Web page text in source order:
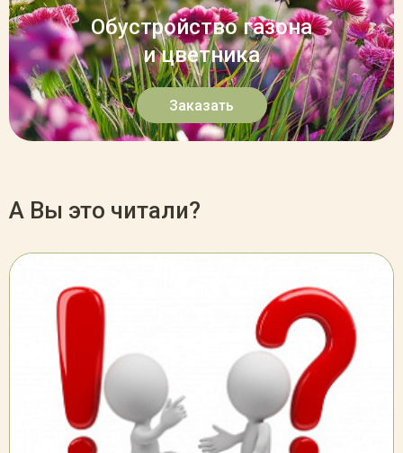
Обустройство газона
и цветника
Заказать
А Вы это читали?